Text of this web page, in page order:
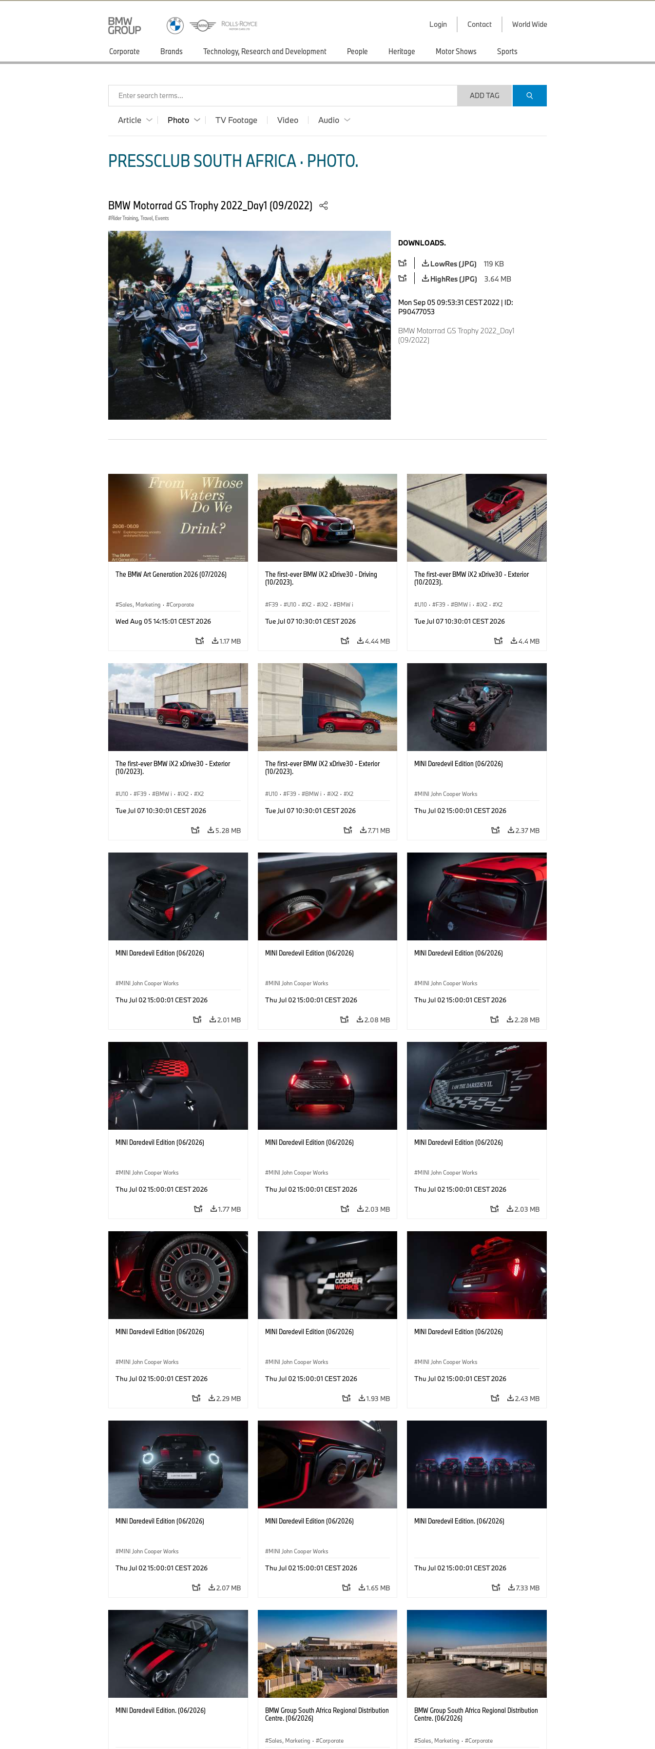
Login Contact World Wide
Corporate Brands Technology, Research and Development People Heritage Motor Shows Sports
Enter search terms... ADD TAG
Article Photo TV Footage Video Audio
PRESSCLUB SOUTH AFRICA · PHOTO.
BMW Motorrad GS Trophy 2022_Day1 (09/2022)
Rider Training, Travel, Events
DOWNLOADS.
LowRes (JPG)
119 KB
HighRes (JPG)
3.64 MB
Mon Sep 05 09:53:31 CEST 2022 | ID:
P90477053
BMW Motorrad GS Trophy 2022_Day1
(09/2022)
The BMW Art Generation 2026 (07/2026)
Sales, Marketing · Corporate
Wed Aug 05 14:15:01 CEST 2026
1.17 MB
The first-ever BMW iX2 xDrive30 - Driving
(10/2023).
F39 · U10 · X2 · iX2 · BMW i
Tue Jul 07 10:30:01 CEST 2026
4.44 MB
The first-ever BMW iX2 xDrive30 - Exterior
(10/2023).
U10 · F39 · BMW i · iX2 · X2
Tue Jul 07 10:30:01 CEST 2026
4.4 MB
The first-ever BMW iX2 xDrive30 - Exterior
(10/2023).
U10 · F39 · BMW i · iX2 · X2
Tue Jul 07 10:30:01 CEST 2026
5.28 MB
The first-ever BMW iX2 xDrive30 - Exterior
(10/2023).
U10 · F39 · BMW i · iX2 · X2
Tue Jul 07 10:30:01 CEST 2026
7.71 MB
MINI Daredevil Edition (06/2026)
MINI John Cooper Works
Thu Jul 02 15:00:01 CEST 2026
2.37 MB
MINI Daredevil Edition (06/2026)
MINI John Cooper Works
Thu Jul 02 15:00:01 CEST 2026
2.01 MB
MINI Daredevil Edition (06/2026)
MINI John Cooper Works
Thu Jul 02 15:00:01 CEST 2026
2.08 MB
MINI Daredevil Edition (06/2026)
MINI John Cooper Works
Thu Jul 02 15:00:01 CEST 2026
2.28 MB
MINI Daredevil Edition (06/2026)
MINI John Cooper Works
Thu Jul 02 15:00:01 CEST 2026
1.77 MB
MINI Daredevil Edition (06/2026)
MINI John Cooper Works
Thu Jul 02 15:00:01 CEST 2026
2.03 MB
MINI Daredevil Edition (06/2026)
MINI John Cooper Works
Thu Jul 02 15:00:01 CEST 2026
2.03 MB
MINI Daredevil Edition (06/2026)
MINI John Cooper Works
Thu Jul 02 15:00:01 CEST 2026
2.29 MB
MINI Daredevil Edition (06/2026)
MINI John Cooper Works
Thu Jul 02 15:00:01 CEST 2026
1.93 MB
MINI Daredevil Edition (06/2026)
MINI John Cooper Works
Thu Jul 02 15:00:01 CEST 2026
2.43 MB
MINI Daredevil Edition (06/2026)
MINI John Cooper Works
Thu Jul 02 15:00:01 CEST 2026
2.07 MB
MINI Daredevil Edition (06/2026)
MINI John Cooper Works
Thu Jul 02 15:00:01 CEST 2026
1.65 MB
MINI Daredevil Edition. (06/2026)
Thu Jul 02 15:00:01 CEST 2026
7.33 MB
MINI Daredevil Edition. (06/2026)
BMW Group South Africa Regional Distribution
Centre. (06/2026)
Sales, Marketing · Corporate
BMW Group South Africa Regional Distribution
Centre. (06/2026)
Sales, Marketing · Corporate